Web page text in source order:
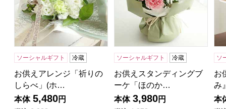
ソーシャルギフト 冷蔵
お供えアレンジ「祈りの
しらべ」(ホ…
本体 5,480円
ソーシャルギフト 冷蔵
お供えスタンディングブ
ーケ「ほのか…
本体 3,980円
ソ
お
み
本